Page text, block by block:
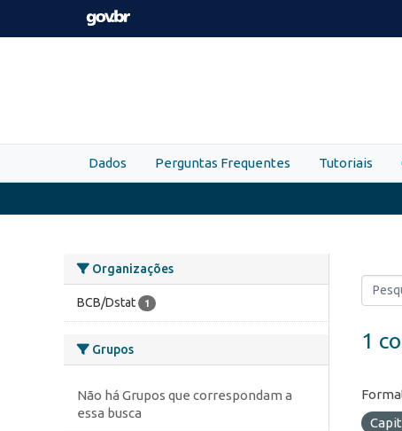
Skip to main content
Dados Perguntas Frequentes Tutoriais
Organizações
BCB/Dstat 1
Grupos
Não há Grupos que correspondam a
essa busca
1